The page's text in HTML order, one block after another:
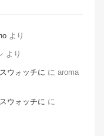
より
より
ウォッチに に aroma
ウォッチに に